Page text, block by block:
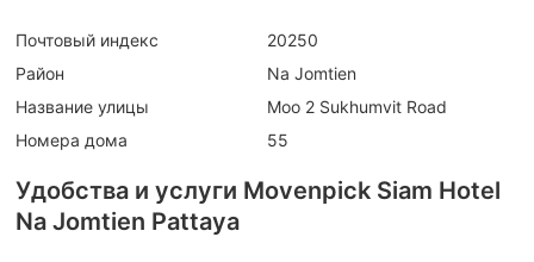
Почтовый индекс
20250
Район
Na Jomtien
Название улицы
Moo 2 Sukhumvit Road
Номера дома
55
Удобства и услуги Movenpick Siam Hotel
Na Jomtien Pattaya